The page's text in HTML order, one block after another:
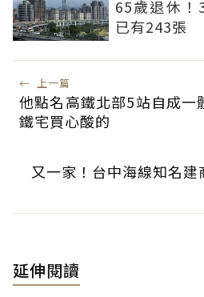
65歲退休！
已有243張
← 上一篇
他點名高鐵北部5站自成一
鐵宅買心酸的
又一家！台中海線知名
延伸閱讀